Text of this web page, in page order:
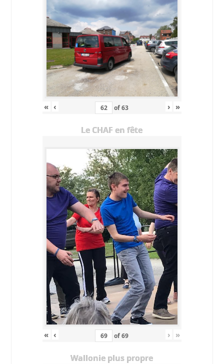
« ‹ of63 › »
Le CHAF en fête
« ‹ of69 › »
Wallonie plus propre